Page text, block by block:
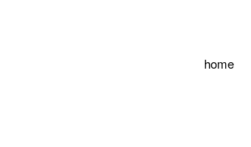
home